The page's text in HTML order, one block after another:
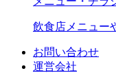
飲食店メニュー
お問い合わせ
運営会社